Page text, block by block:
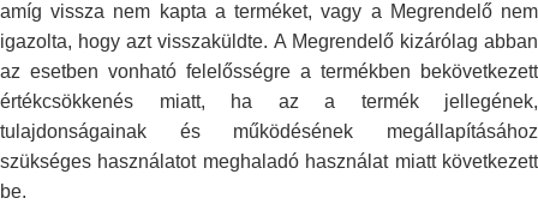
amíg vissza nem kapta a terméket, vagy a Megrendelő nem
igazolta, hogy aztvisszaküldte. A Megrendelő kizárólag abban
az esetben vonható felelősségre a termékben bekövetkezett
értékcsökkenés miatt, ha az a termék jellegének,
tulajdonságainak és működésének megállapításához
szükséges használatotmeghaladó használat miatt következett
be.